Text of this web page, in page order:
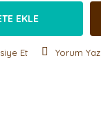
EKLE
Et Yorum Yaz